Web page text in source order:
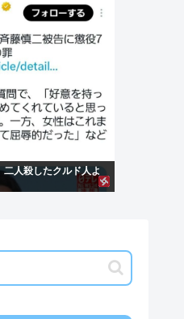
人殺したクルド人よ